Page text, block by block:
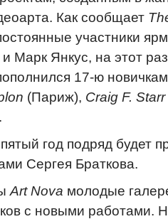
Как сообщает
участники
Марк Янкус, на этот
17-ю
(Париж), Craig F. Starr
год подряд будет
Сергея Браткова.
Art Nova молодые
с новыми работами.